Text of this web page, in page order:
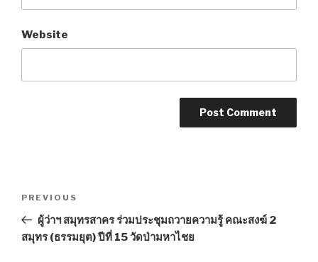
Website
Post
navigation
Previous
Post
PREVIOUS
ผู้ว่าฯ สมุทรสาคร ร่วมประชุมถวายความรู้ คณะสงฆ์ 2
สมุทร (ธรรมยุต) ปีที่ 15 วัดป่ามหาไชย